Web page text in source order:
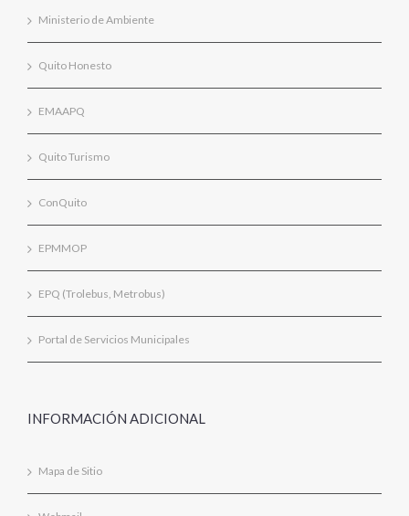
Ministerio de Ambiente
Quito Honesto
EMAAPQ
Quito Turismo
ConQuito
EPMMOP
EPQ (Trolebus, Metrobus)
Portal de Servicios Municipales
INFORMACIÓN ADICIONAL
Mapa de Sitio